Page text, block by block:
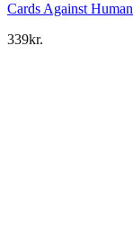
Cards Against
339kr.